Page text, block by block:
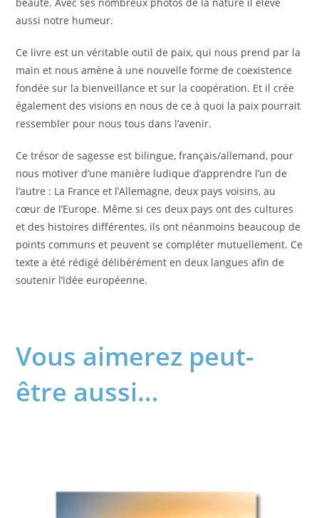
aussi notre humeur.
Ce livre est un véritable outil de paix, qui nous prend par la
main et nous amène à une nouvelle forme de coexistence
fondée sur la bienveillance et sur la coopération. Et il crée
également des visions en nous de ce à quoi la paix pourrait
ressembler pour nous tous dans l’avenir.
Ce trésor de sagesse est bilingue, français/allemand, pour
nous motiver d’une manière ludique d’apprendre l’un de
l’autre : La France et l’Allemagne, deux pays voisins, au
cœur de l’Europe. Même si ces deux pays ont des cultures
et des histoires différentes, ils ont néanmoins beaucoup de
points communs et peuvent se compléter mutuellement. Ce
texte a été rédigé délibérément en deux langues afin de
soutenir l’idée européenne.
Vous aimerez peut-
être aussi…